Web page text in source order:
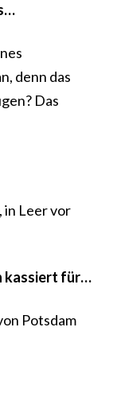
denn das
Das
in Leer vor
kassiert für…
Potsdam